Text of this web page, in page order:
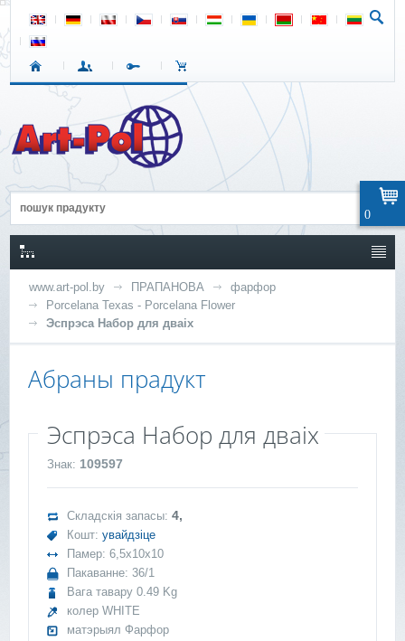
www.art-pol.by ПРАПАНОВА
фарфор
Porcelana Texas - Porcelana Flower
Эспрэса Набор для дваіх
Абраны прадукт
Эспрэса Набор для дваіх
Знак: 109597
Складскія запасы:4,
Кошт:увайдзіце
Памер: 6,5x10x10
Пакаванне: 36/1
Вага тавару 0.49 Kg
колер WHITE
матэрыял Фарфор
0